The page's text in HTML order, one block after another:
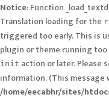
Notice: Function
Translation loading for the
triggered too early. This is
plugin or theme running
init action or later. Please
information. (This message
/home/eecabhr/sites/